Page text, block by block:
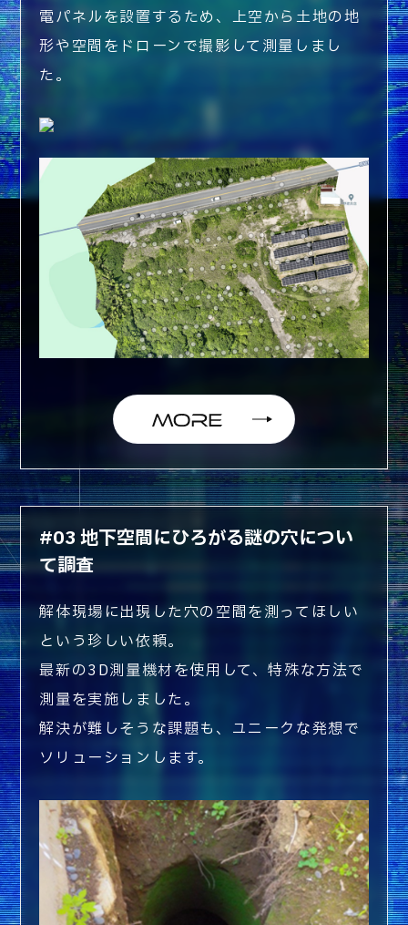
電パネルを設置するため、上空から土地の地
形や空間をドローンで撮影して測量しまし
た。
#03 地下空間にひろがる謎の穴につい
て調査
解体現場に出現した穴の空間を測ってほしい
という珍しい依頼。
最新の3D測量機材を使用して、特殊な方法で
測量を実施しました。
解決が難しそうな課題も、ユニークな発想で
ソリューションします。